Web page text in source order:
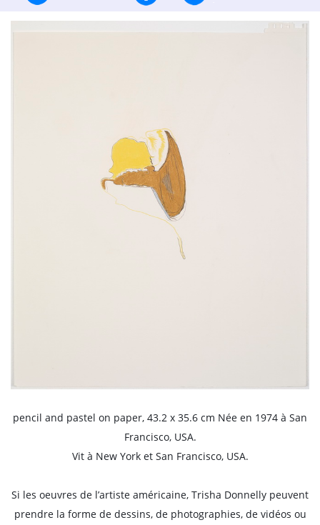
pencil and pastel on paper, 43.2 x 35.6 cm Née en 1974 à San
Francisco, USA.
Vit à New York et San Francisco, USA.
Si les oeuvres de l’artiste américaine, Trisha Donnelly peuvent
prendre la forme de dessins, de photographies, de vidéos ou